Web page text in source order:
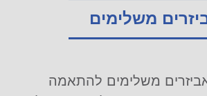
משלימים
משלימים להתאמה